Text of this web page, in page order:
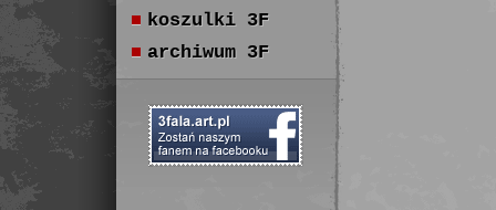
koszulki 3F
archiwum 3F